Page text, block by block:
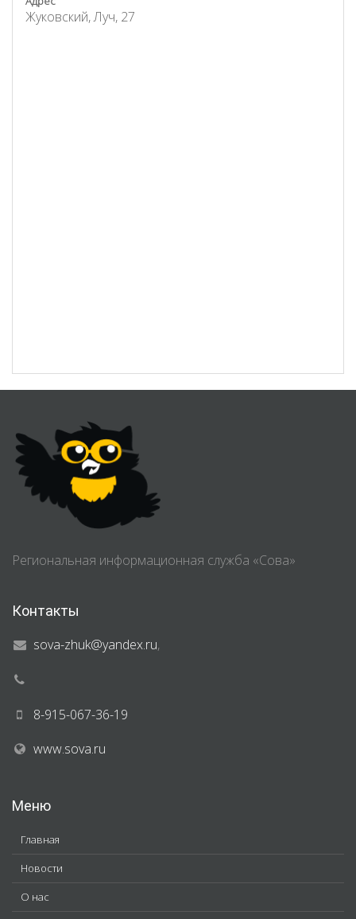
Жуковский, Луч, 27
Региональная информационная служба «Сова»
Контакты
sova-zhuk@yandex.ru,
8-915-067-36-19
www.sova.ru
Меню
Главная
Новости
О нас